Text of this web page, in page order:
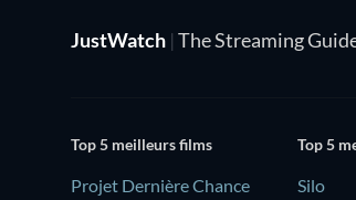
JustWatch | The Streaming
Top 5 meilleurs films
Projet Dernière Chance
Top 5
Silo